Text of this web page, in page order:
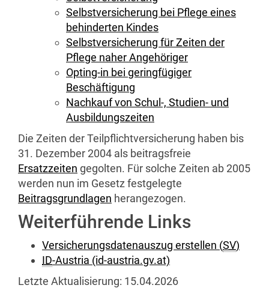
Selbstversicherung bei Pflege eines
behinderten Kindes
Selbstversicherung für Zeiten der
Pflege naher Angehöriger
Opting-in bei geringfügiger
Beschäftigung
Nachkauf von Schul-, Studien- und
Ausbildungszeiten
Die Zeiten der Teilpflichtversicherung haben bis
31. Dezember 2004 als beitragsfreie
Ersatzzeiten gegolten. Für solche Zeiten ab 2005
werden nun im Gesetz festgelegte
Beitragsgrundlagen herangezogen.
Weiterführende Links
Versicherungsdatenauszug erstellen (SV)
ID-Austria (id-austria.gv.at)
Letzte Aktualisierung: 15.04.2026